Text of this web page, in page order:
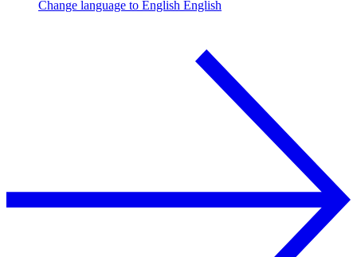
Change language to English English